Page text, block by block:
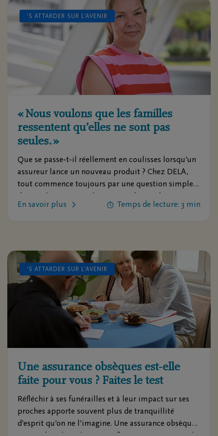
‘S ATTARDER SUR L’AVENIR
« Nous voulons que les familles
ressentent qu’elles ne sont pas
seules. »
Que se passe‑t‑il réellement en coulisses lorsqu’un
assureur lance un nouveau produit ? Chez DELA,
tout commence toujours par une question simple :
Dans cet entretien, Lieve, Customer Proposition
clé, et pourquoi cette solution est aujourd’hui plus
pertinente que jamais.
En savoir plus Temps de lecture: 3 min
‘S ATTARDER SUR L’AVENIR
Une assurance obsèques est‑elle
faite pour vous ? Faites le test
Réfléchir à ses funérailles et à leur impact sur ses
proches apporte souvent plus de tranquillité
d’esprit qu’on ne l’imagine. Une assurance obsèques